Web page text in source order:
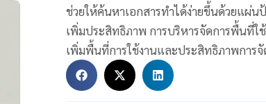
ช่วยให้ค้นหาเอกสารทำได้ง่ายขึ้นด้วยแผ่น
เพิ่มประสิทธิภาพ การบริหารจัดการพื้นที่ใ
เพิ่มพื้นที่การใช้งานและประสิทธิภาพการจั